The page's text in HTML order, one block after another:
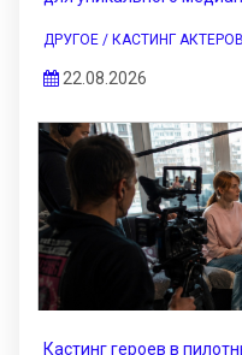
ДРУГОЕ / КАСТИНГ АКТЕРОВ
22.08.2026
Кастинг героев в